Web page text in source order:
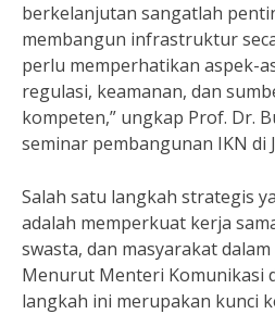
berkelanjutan sangatlah
membangun infrastruktur
perlu memperhatikan aspek-
regulasi, keamanan, dan
kompeten,” ungkap Prof. Dr.
seminar pembangunan IKN di
Salah satu langkah strategis
adalah memperkuat kerja
swasta, dan masyarakat
Menurut Menteri Komunikasi
langkah ini merupakan kunci